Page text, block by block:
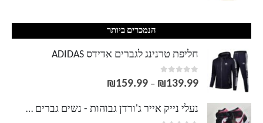
הנמכרים ביותר
חליפת טרנינג לגברים אדידס ADIDAS
0
out of 5
₪139.99
–
₪159.99
נעלי נייק אייר ג'ורדן גבוהות - נשים גברים NIKE AIR JORDAN